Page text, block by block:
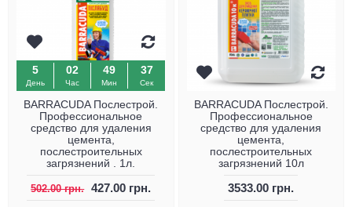
5
День
02
Час
49
Мин
36
Сек
BARRACUDA Послестрой.
Профессиональное
средство для удаления
цемента,
послестроительных
загрязнений . 1л.
502.00 грн. 427.00 грн.
BARRACUDA Послестрой.
Профессиональное
средство для удаления
цемента,
послестроительных
загрязнений 10л
3533.00 грн.